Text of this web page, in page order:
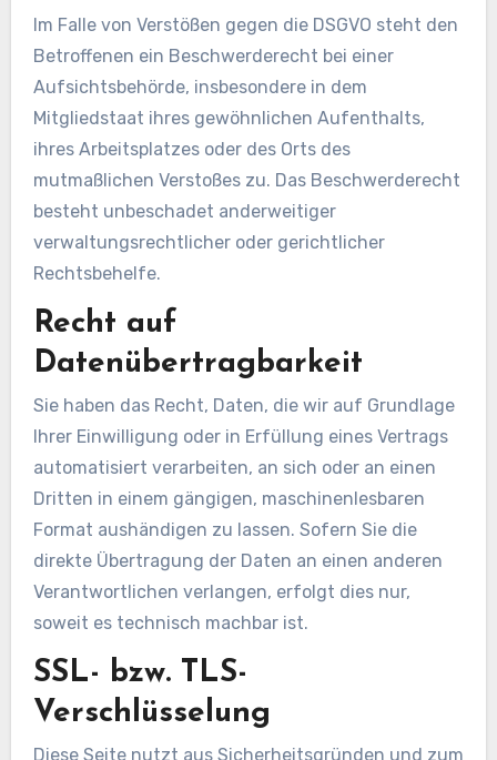
Im Falle von Verstößen gegen die DSGVO steht den
Betroffenen ein Beschwerderecht bei einer
Aufsichtsbehörde, insbesondere in dem
Mitgliedstaat ihres gewöhnlichen Aufenthalts,
ihres Arbeitsplatzes oder des Orts des
mutmaßlichen Verstoßes zu. Das Beschwerderecht
besteht unbeschadet anderweitiger
verwaltungsrechtlicher oder gerichtlicher
Rechtsbehelfe.
Recht auf
Datenübertragbarkeit
Sie haben das Recht, Daten, die wir auf Grundlage
Ihrer Einwilligung oder in Erfüllung eines Vertrags
automatisiert verarbeiten, an sich oder an einen
Dritten in einem gängigen, maschinenlesbaren
Format aushändigen zu lassen. Sofern Sie die
direkte Übertragung der Daten an einen anderen
Verantwortlichen verlangen, erfolgt dies nur,
soweit es technisch machbar ist.
SSL- bzw. TLS-
Verschlüsselung
Diese Seite nutzt aus Sicherheitsgründen und zum